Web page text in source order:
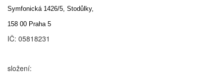
Symfonická 1426/5, Stodůlky,
158 00 Praha 5
IČ: 05818231
složení: